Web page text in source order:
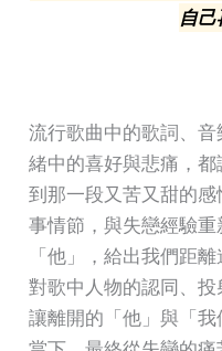
自
流行歌曲中的歌詞、
緒中的喜好與悲痛，
到那一段又苦又甜的
事情節，與失戀經驗
「他」，給出我們距
對歌中人物的認同、
讓離開的「他」與「